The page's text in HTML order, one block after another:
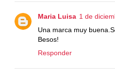
Maria Luisa 1 de
Una marca muy
Besos!
Responder